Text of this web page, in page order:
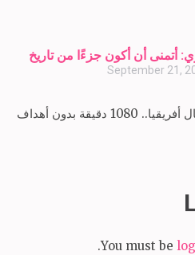
أتمنى أن أكون جزءًا من تاريخ
September 21,
[…] شباك الأهلي في دوري أبطال أفريقيا.. 1080 دقيقة بدون أهداف
You must be